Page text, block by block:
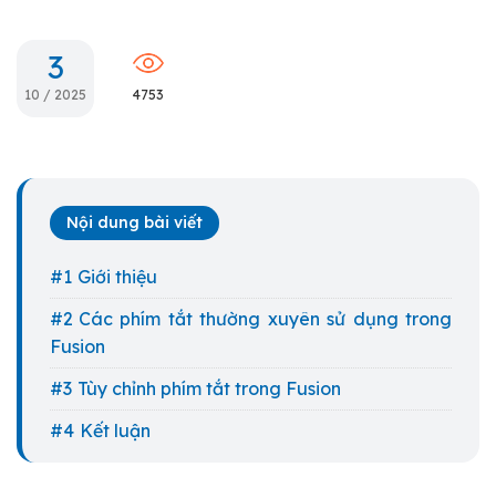
3
10 / 2025 4753
Nội dung bài viết
Giới thiệu
Các phím tắt thường xuyên sử dụng trong
Fusion
Tùy chỉnh phím tắt trong Fusion
Kết luận